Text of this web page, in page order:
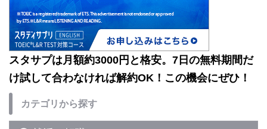
スタサプは月額約3000円と格安。7日の無料期間だ
け試して合わなければ解約OK！この機会にぜひ！
カテゴリから探す